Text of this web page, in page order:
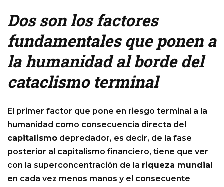
Dos son los factores
fundamentales que ponen a
la humanidad al borde del
cataclismo terminal
El primer factor que pone en riesgo terminal a la
humanidad como consecuencia directa del
capitalismo depredador, es decir, de la fase
posterior al capitalismo financiero, tiene que ver
con la superconcentración de la riqueza mundial
en cada vez menos manos y el consecuente